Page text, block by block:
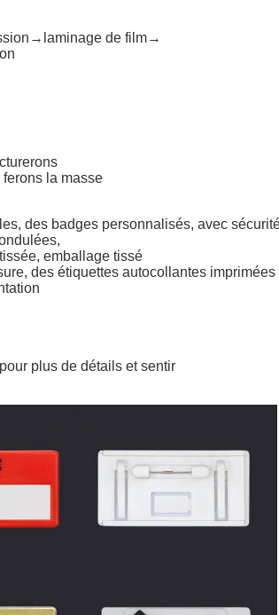
de film→
la masse
des badges personnalisés, avec
emballage tissé
des étiquettes autocollantes imprimées
plus de détails et sentir